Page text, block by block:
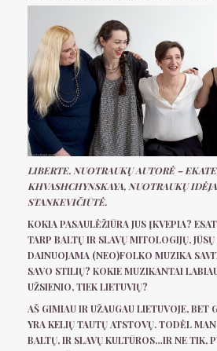
LIBERTE. NUOTRAUKŲ AUTORĖ –
KHVASHCHYNSKAYA, NUOTRAUKŲ
STANKEVIČIŪTĖ.
KOKIA PASAULĖŽIŪRA JUS ĮKVEPIA?
TARP BALTŲ IR SLAVŲ MITOLOGIJŲ,
DAINUOJAMA (NEO)FOLKO MUZIKA
SAVO STILIŲ? KOKIE MUZIKANTAI
UŽSIENIO, TIEK LIETUVIŲ?
AŠ GIMIAU IR UŽAUGAU LIETUVOJE, BET
YRA KELIŲ TAUTŲ ATSTOVŲ. TODĖL
BALTŲ, IR SLAVŲ KULTŪROS…IR NE TIK,